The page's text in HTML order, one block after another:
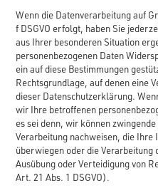
Wenn die Datenverarbeitung auf
f DSGVO erfolgt, haben Sie
aus Ihrer besonderen Situation
personenbezogenen Daten
ein auf diese Bestimmungen
Rechtsgrundlage, auf denen eine
dieser Datenschutzerklärung.
wir Ihre betroffenen
es sei denn, wir können
Verarbeitung nachweisen, die Ihre
überwiegen oder die Verarbeitung
Ausübung oder Verteidigung von
Art. 21 Abs. 1 DSGVO).